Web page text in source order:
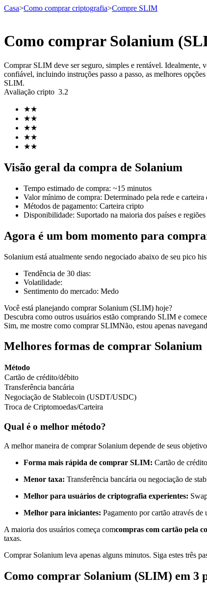
Futuros
Futuros de USDT
Futuros usando USDT como garantia
Futuros de criptomoeda
TradFi
Futuros usando USDC como garantia
Copiar Trading
Casa>Como comprar criptografia>Compre SLIM
Como comprar Solanium
Comprar SLIM deve ser seguro, simples e rentável. Idealmente,
confiável, incluindo instruções passo a passo, as melhores
SLIM.
Avaliação cripto 3.2
★★
★★
★★
★★
★★
Visão geral da compra de Solanium
Tempo estimado de compra: ~15 minutos
Valor mínimo de compra: Determinado pela rede e carteira
Métodos de pagamento: Carteira cripto
Disponibilidade: Suportado na maioria dos países e
Agora é um bom momento para
Solanium está atualmente sendo negociado abaixo de seu pico
Tendência de 30 dias:
Volatilidade:
Sentimento do mercado: Medo
Você está planejando comprar Solanium (SLIM) hoje?
Descubra como outros usuários estão comprando SLIM e
Sim, me mostre como comprar SLIMNão, estou apenas
Melhores formas de comprar Solanium
Método
Cartão de crédito/débito
Transferência bancária
Negociação de Stablecoin (USDT/USDC)
Troca de Criptomoedas/Carteira
Qual é o melhor método?
A melhor maneira de comprar Solanium depende de seus
Forma mais rápida de comprar SLIM: Cartão de
Menor taxa: Transferência bancária ou negociação de
Melhor para usuários de criptografia experientes:
Melhor para iniciantes: Pagamento por cartão através
A maioria dos usuários começa comcompras com cartão pela
taxas.
Comprar Solanium leva apenas alguns minutos. Siga estes três
Como comprar Solanium (SLIM) em 3